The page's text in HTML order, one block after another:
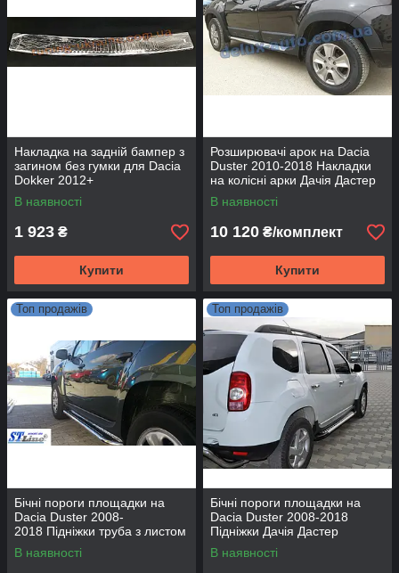
Накладка на задній бампер з
загином без гумки для Dacia
Dokker 2012+
В наявності
1 923 ₴
Купити
Розширювачі арок на Dacia
Duster 2010-2018 Накладки
на колісні арки Дачія Дастер
2010-2018
В наявності
10 120 ₴/комплект
Купити
Топ продажів
Бічні пороги площадки на
Dacia Duster 2008-
2018 Підніжки труба з листом
Дачія Дастер Нержавіюча
сталь
В наявності
Топ продажів
Бічні пороги площадки на
Dacia Duster 2008-2018
Підніжки Дачія Дастер
Allmond Grey
В наявності